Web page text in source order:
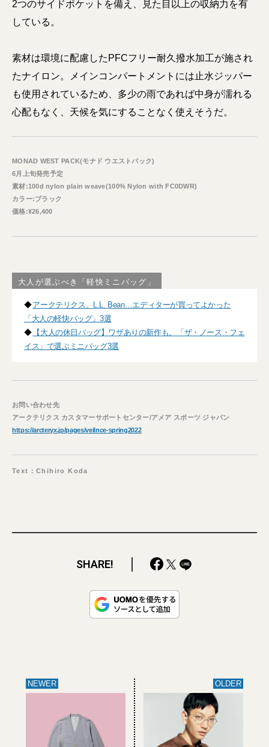
2つのサイドポケットを備え、見た目以上の収納力を有
している。
素材は環境に配慮したPFCフリー耐久撥水加工が施され
たナイロン。メインコンパートメントには止水ジッパー
も使用されているため、多少の雨であれば中身が濡れる
心配もなく、天候を気にすることなく使えそうだ。
MONAD WEST PACK(モナド ウエストパック)
6月上旬発売予定
素材:100d nylon plain weave(100% Nylon with FC0DWR)
カラー:ブラック
価格:¥26,400
大人が選ぶべき「軽快ミニバッグ」
◆アークテリクス、L.L. Bean…エディターが買ってよかった
「大人の軽快バッグ」3選
◆ 【大人の休日バッグ】ワザありの新作も。「ザ・ノース・フェ
イス」で選ぶミニバッグ3選
お問い合わせ先
アークテリクス カスタマーサポートセンター/アメア スポーツ ジャパン
https://arcteryx.jp/pages/veilnce-spring2022
Text：Chihiro Koda
SHARE!
NEWER OLDER